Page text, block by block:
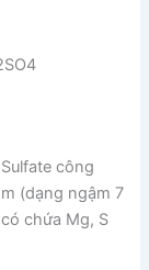
công
(dạng ngậm 7
chứa Mg, S